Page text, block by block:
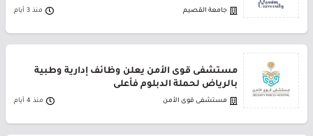
جامعة القصيم منذ 3 أيام
مستشفى قوى الأمن يعلن وظائف إدارية وطبية
بالرياض لحملة الدبلوم فأعلى
مستشفى قوى الأمن منذ 4 أيام